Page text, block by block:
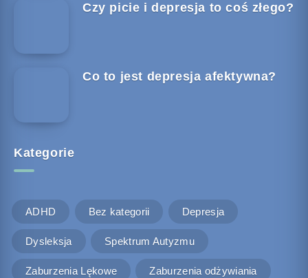
Czy picie i depresja to coś złego?
Co to jest depresja afektywna?
Kategorie
ADHD Bez kategorii Depresja
Dysleksja Spektrum Autyzmu
Zaburzenia Lękowe Zaburzenia odżywiania